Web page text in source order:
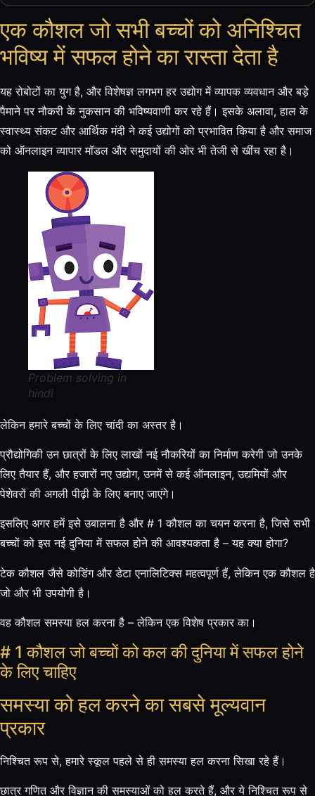
एक कौशल जो सभी बच्चों को अनिश्चित
भविष्य में सफल होने का रास्ता देता है
यह रोबोटों का युग है, और विशेषज्ञ लगभग हर उद्योग में व्यापक व्यवधान और बड़े
पैमाने पर नौकरी के नुकसान की भविष्यवाणी कर रहे हैं। इसके अलावा, हाल के
स्वास्थ्य संकट और आर्थिक मंदी ने कई उद्योगों को प्रभावित किया है और समाज
को ऑनलाइन व्यापार मॉडल और समुदायों की ओर भी तेजी से खींच रहा है।
Problem solving in
hindi
लेकिन हमारे बच्चों के लिए चांदी का अस्तर है।
प्रौद्योगिकी उन छात्रों के लिए लाखों नई नौकरियों का निर्माण करेगी जो उनके
लिए तैयार हैं, और हजारों नए उद्योग, उनमें से कई ऑनलाइन, उद्यमियों और
पेशेवरों की अगली पीढ़ी के लिए बनाए जाएंगे।
इसलिए अगर हमें इसे उबालना है और # 1 कौशल का चयन करना है, जिसे सभी
बच्चों को इस नई दुनिया में सफल होने की आवश्यकता है – यह क्या होगा?
टेक कौशल जैसे कोडिंग और डेटा एनालिटिक्स महत्वपूर्ण हैं, लेकिन एक कौशल है
जो और भी उपयोगी है।
वह कौशल समस्या हल करना है – लेकिन एक विशेष प्रकार का।
# 1 कौशल जो बच्चों को कल की दुनिया में सफल होने
के लिए चाहिए
समस्या को हल करने का सबसे मूल्यवान
प्रकार
निश्चित रूप से, हमारे स्कूल पहले से ही समस्या हल करना सिखा रहे हैं।
छात्र गणित और विज्ञान की समस्याओं को हल करते हैं, और ये निश्चित रूप से